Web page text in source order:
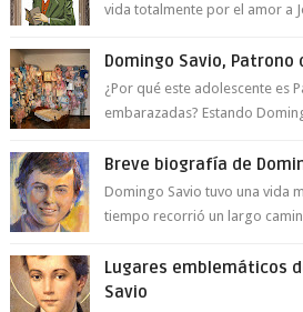
vida totalmente por el amor a
Domingo Savio, Patrono
¿Por qué este adolescente es
embarazadas? Estando
Breve biografía de
Domingo Savio tuvo una vida
tiempo recorrió un largo
Lugares emblemáticos
Savio